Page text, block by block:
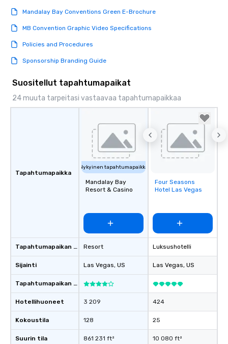
Mandalay Bay Conventions Green E-Brochure
MB Convention Graphic Video Specifications
Policies and Procedures
Sponsorship Branding Guide
Suositellut tapahtumapaikat
24 muuta tarpeitasi vastaavaa tapahtumapaikkaa
Tapahtumapaikka
Tapahtumapaikan tyyppi
Sijainti
Tapahtumapaikan luokitus
Hotellihuoneet
Kokoustila
Suurin tila
Nykyinen tapahtumapaikka
Mandalay Bay
Resort & Casino
Resort
Las Vegas, US
3 209
128
861 231 ft²
Removed from
favorites
Four Seasons
Hotel Las Vegas
Luksushotelli
Las Vegas, US
424
25
10 080 ft²